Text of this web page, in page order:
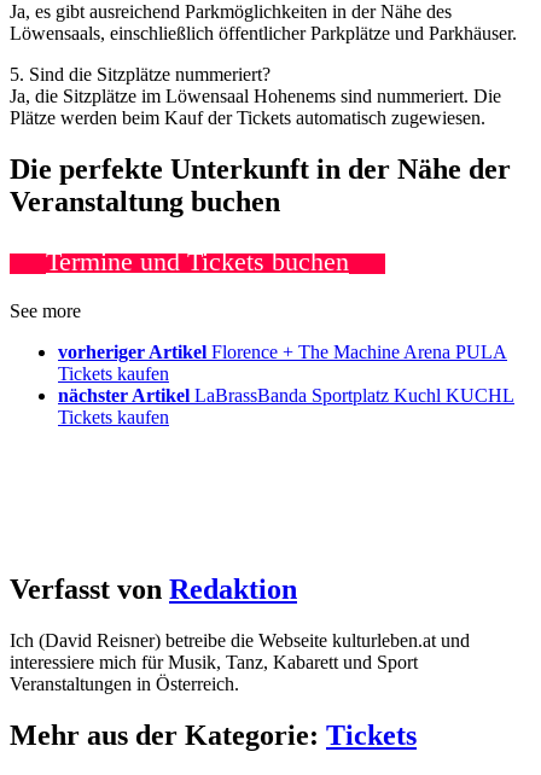
Ja, es gibt ausreichend Parkmöglichkeiten in der Nähe des
Löwensaals, einschließlich öffentlicher Parkplätze und Parkhäuser.
5. Sind die Sitzplätze nummeriert?
Ja, die Sitzplätze im Löwensaal Hohenems sind nummeriert. Die
Plätze werden beim Kauf der Tickets automatisch zugewiesen.
Die perfekte Unterkunft in der Nähe der
Veranstaltung buchen
Termine und Tickets buchen
See more
vorheriger Artikel Florence + The Machine Arena PULA
Tickets kaufen
nächster Artikel LaBrassBanda Sportplatz Kuchl KUCHL
Tickets kaufen
Verfasst von Redaktion
Ich (David Reisner) betreibe die Webseite kulturleben.at und
interessiere mich für Musik, Tanz, Kabarett und Sport
Veranstaltungen in Österreich.
Mehr aus der Kategorie: Tickets